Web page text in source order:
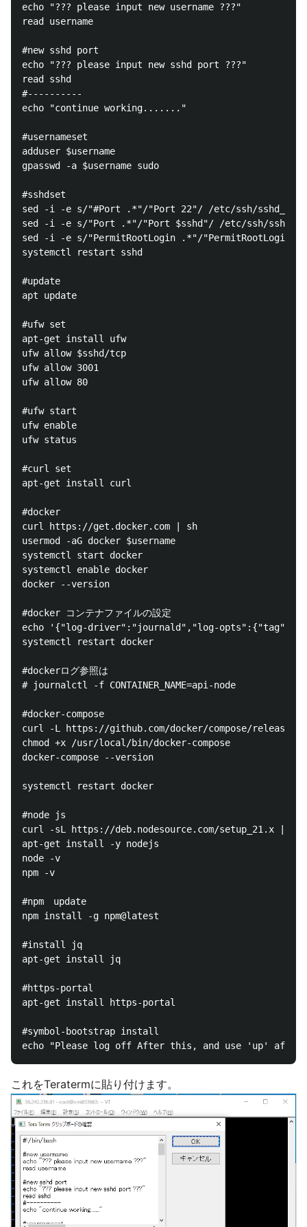
echo "??? please input new username ???"
read username
#new sshd port
echo "??? please input new sshd port ???"
read sshd
#----------
echo "continue working......."
#usernameset
adduser $username
gpasswd -a $username sudo
#sshdset
sed -i -e s/"#Port .*"/"Port 22"/ /etc/ssh/
sed -i -e s/"Port .*"/"Port $sshd"/ /etc/ssh/
sed -i -e s/"PermitRootLogin .*"/"PermitRootLogin
systemctl restart sshd
#update
apt update
#ufw set
apt-get install ufw
ufw allow $sshd/tcp
ufw allow 3001
ufw allow 80
#ufw start
ufw enable
ufw status
#curl set
apt-get install curl
#docker
curl https://get.docker.com | sh
usermod -aG docker $username
systemctl start docker
systemctl enable docker
docker --version
#docker コンテナファイルの設定
echo '{"log-driver":"journald","log-
systemctl restart docker
#dockerログ参照は
# journalctl -f CONTAINER_NAME=api-node
#docker-compose
curl -L https://github.com/docker/compose/releases/
chmod +x /usr/local/bin/docker-compose
docker-compose --version
systemctl restart docker
#node js
curl -sL https://deb.nodesource.com/setup_21.x |
apt-get install -y nodejs
node -v
npm -v
#npm　update
npm install -g npm@latest
#install jq
apt-get install jq
#https-portal
apt-get install https-portal
#symbol-bootstrap install
これをTeratermに貼り付けます。